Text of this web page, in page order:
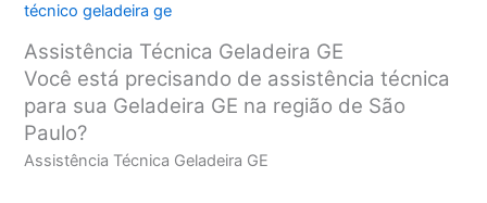
técnico geladeira ge
Assistência Técnica Geladeira GE
Você está precisando de assistência técnica
para sua Geladeira GE na região de São
Paulo?
Assistência Técnica Geladeira GE